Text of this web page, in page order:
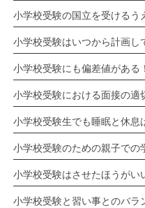
小学校受験の国立を受けるう
小学校受験はいつから計画し
小学校受験にも偏差値がある
小学校受験における面接の適
小学校受験生でも睡眠と休息
小学校受験のための親子での
小学校受験はさせたほうがい
小学校受験と習い事とのバラ